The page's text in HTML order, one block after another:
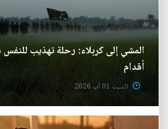
المشي إلى كربلاء: رحلة تهذيب
أقدام
السبت 01 آب 2026